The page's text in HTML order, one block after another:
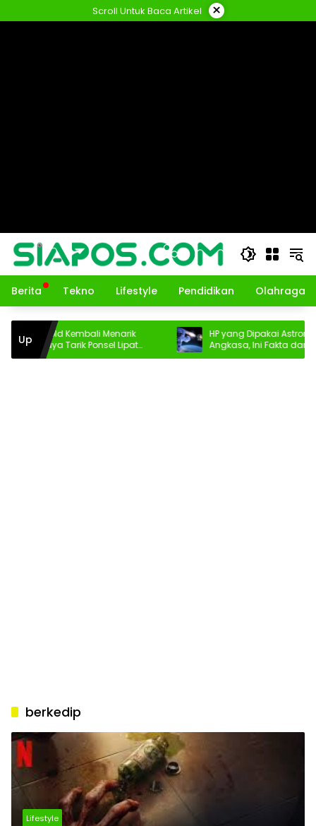
ke
Scroll Untuk Baca Artikel ×
Berita Tekno Lifestyle Pendidikan Olahraga
Up
Fold Kembali Menarik
Ini Daya Tarik Ponsel Lipat
HP yang Dipakai Astronot di
Angkasa, Ini Fakta dan
berkedip
Lifestyle